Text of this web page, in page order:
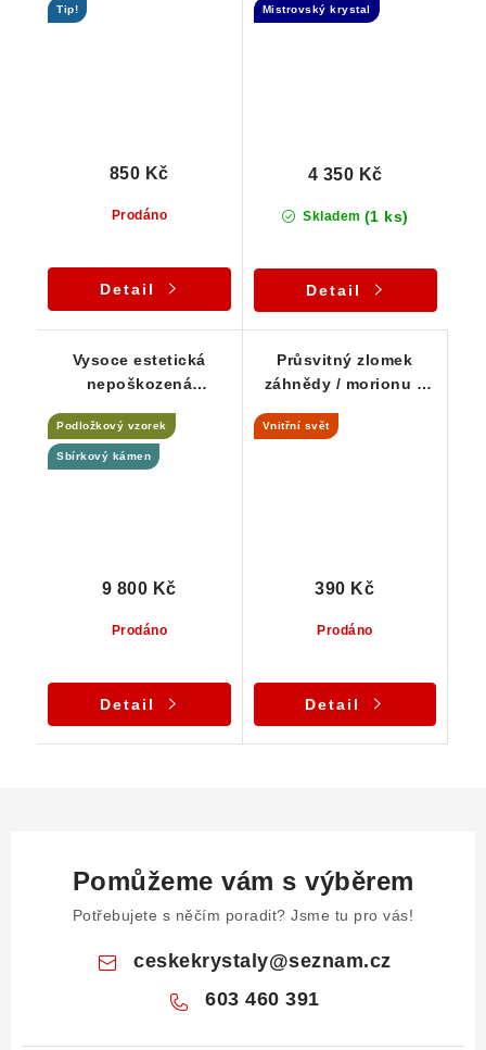
Tip!
Prodáno
850 Kč
Detail
růstem - Elestial
Mistrovský krystal
Skladem (1 ks)
4 350 Kč
Detail
Vysoce estetická
nepoškozená
záhněd na podložce
Podložkový vzorek
Sbírkový kámen
Prodáno
9 800 Kč
Detail
Průsvitný zlomek
záhnědy / morionu s
světem
Vnitřní svět
Prodáno
390 Kč
Detail
Pomůžeme vám s výběrem
Potřebujete s něčím poradit? Jsme tu pro vás!
ceskekrystaly@seznam.cz
603 460 391